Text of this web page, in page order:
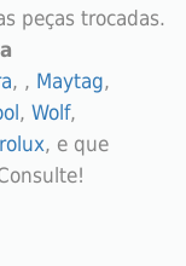
peças trocadas.
, , Maytag,
, Wolf,
, e que